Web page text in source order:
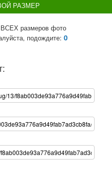
РАЗМЕР
размеров фото
подождите: 0